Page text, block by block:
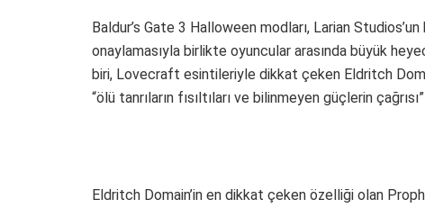
Baldur’s Gate 3 Halloween modları, Larian
onaylamasıyla birlikte oyuncular arasında büyük
biri, Lovecraft esintileriyle dikkat çeken Eldritch
“ölü tanrıların fısıltıları ve bilinmeyen güçlerin
Eldritch Domain’in en dikkat çeken özelliği olan